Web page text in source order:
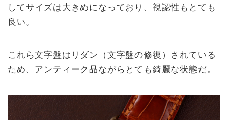
してサイズは大きめになっており、視認性もとても
良い。
これら文字盤はリダン（文字盤の修復）されている
ため、アンティーク品ながらとても綺麗な状態だ。